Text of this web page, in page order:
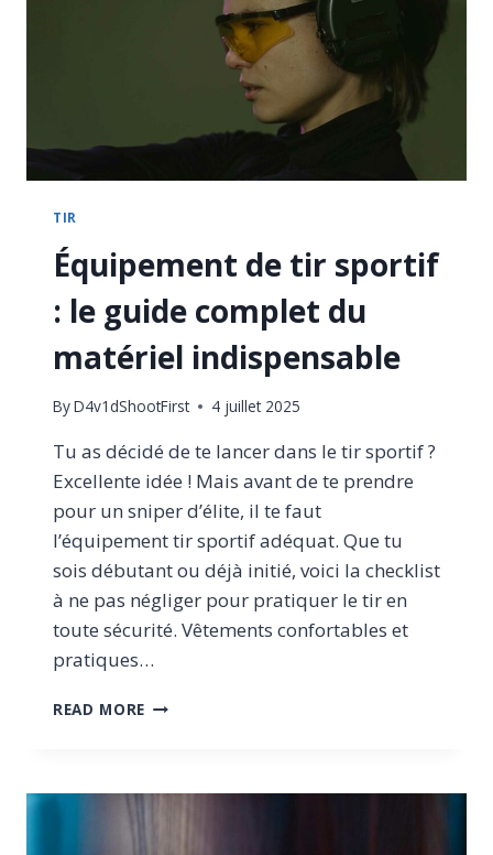
TIR
Équipement de tir sportif
: le guide complet du
matériel indispensable
ByD4v1dShootFirst 4 juillet 2025
Tu as décidé de te lancer dans le tir sportif ?
Excellente idée ! Mais avant de te prendre
pour un sniper d’élite, il te faut
l’équipement tir sportif adéquat. Que tu
sois débutant ou déjà initié, voici la checklist
à ne pas négliger pour pratiquer le tir en
toute sécurité. Vêtements confortables et
pratiques…
READ MORE ÉQUIPEMENT
: